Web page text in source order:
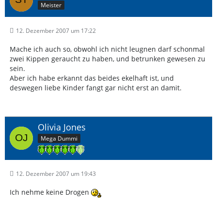
Meister
12. Dezember 2007 um 17:22
Mache ich auch so, obwohl ich nicht leugnen darf schonmal
zwei Kippen geraucht zu haben, und betrunken gewesen zu
sein.
Aber ich habe erkannt das beides ekelhaft ist, und
deswegen liebe Kinder fangt gar nicht erst an damit.
Olivia Jones
Mega Dummi
12. Dezember 2007 um 19:43
Ich nehme keine Drogen